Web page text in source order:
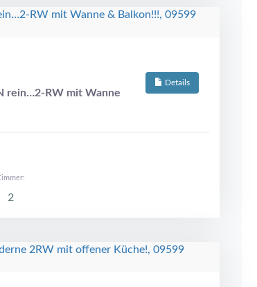
Details
rein…2-RW mit Wanne
2